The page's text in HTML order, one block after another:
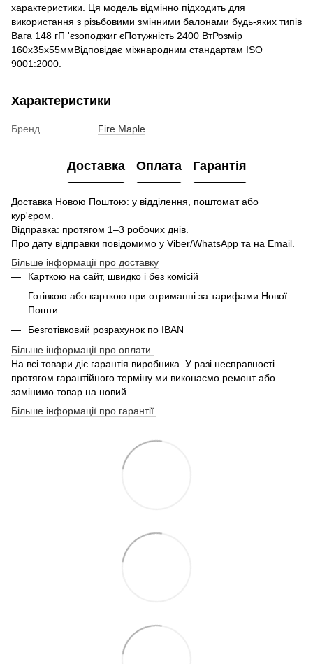
характеристики. Ця модель відмінно підходить для
використання з різьбовими змінними балонами будь-яких типів
Вага 148 гП 'єзоподжиг єПотужність 2400 ВтРозмір
160х35х55ммВідповідає міжнародним стандартам ISO
9001:2000.
Характеристики
Бренд Fire Maple
Доставка Оплата Гарантія
Доставка Новою Поштою: у відділення, поштомат або
кур'єром.
Відправка: протягом 1–3 робочих днів.
Про дату відправки повідомимо у Viber/WhatsApp та на Email.
Більше інформації про доставку
Карткою на сайт, швидко і без комісій
Готівкою або карткою при отриманні за тарифами Нової
Пошти
Безготівковий розрахунок по IBAN
Більше інформації про оплати
На всі товари діє гарантія виробника. У разі несправності
протягом гарантійного терміну ми виконаємо ремонт або
замінимо товар на новий.
Більше інформації про гарантії